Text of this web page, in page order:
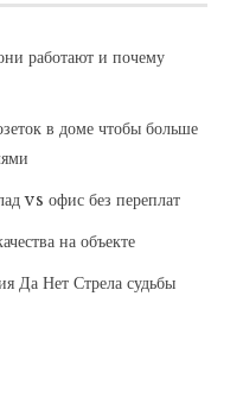
работают и почему
в доме чтобы больше
vs офис без переплат
на объекте
Да Нет Стрела судьбы